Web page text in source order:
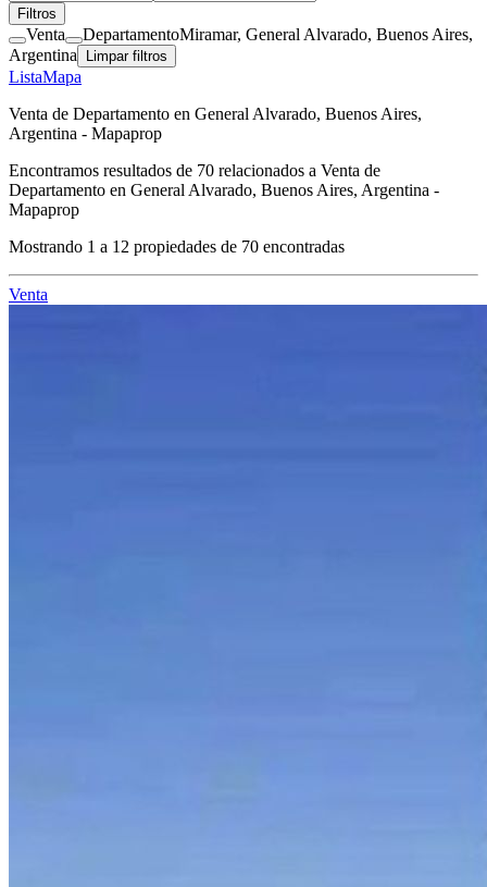
Filtros
Venta DepartamentoMiramar, General Alvarado, Buenos Aires,
Argentina
Limpar filtros
ListaMapa
Venta de Departamento en General Alvarado, Buenos Aires,
Argentina - Mapaprop
Encontramos resultados de 70 relacionados a Venta de
Departamento en General Alvarado, Buenos Aires, Argentina -
Mapaprop
Mostrando 1 a 12 propiedades de 70 encontradas
Venta